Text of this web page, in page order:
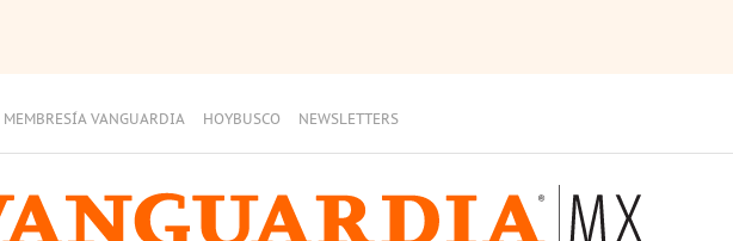
MEMBRESÍA VANGUARDIA HOYBUSCO NEWSLETTERS